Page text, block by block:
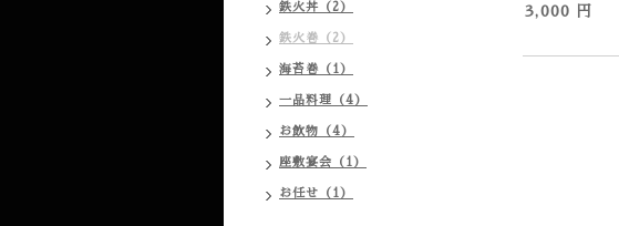
3,000 円
鉄火丼（2）
鉄火巻（2）
海苔巻（1）
一品料理（4）
お飲物（4）
座敷宴会（1）
お任せ（1）